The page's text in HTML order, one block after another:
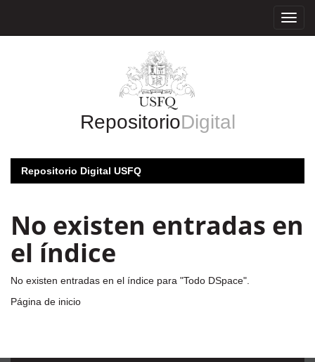
RepositorioDigital
Repositorio Digital USFQ
No existen entradas en
el índice
No existen entradas en el índice para "Todo DSpace".
Página de inicio